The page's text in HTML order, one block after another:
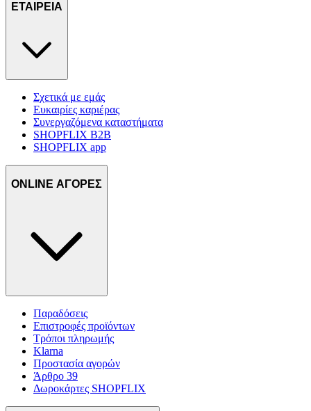
ΕΤΑΙΡΕΙΑ
Σχετικά με εμάς
Ευκαιρίες καριέρας
Συνεργαζόμενα καταστήματα
SHOPFLIX B2B
SHOPFLIX app
ONLINE ΑΓΟΡΕΣ
Παραδόσεις
Επιστροφές προϊόντων
Τρόποι πληρωμής
Klarna
Προστασία αγορών
Άρθρο 39
Δωροκάρτες SHOPFLIX